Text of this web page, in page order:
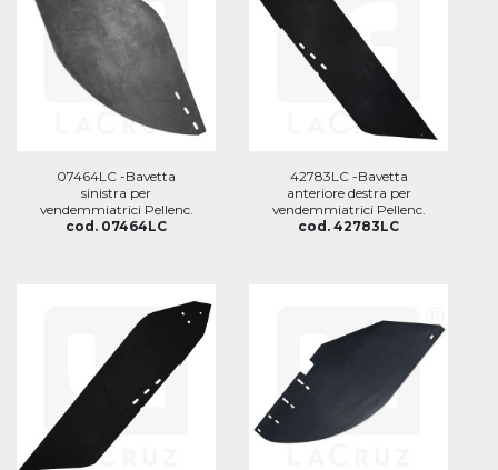
07464LC -Bavetta
sinistra per
vendemmiatrici Pellenc.
cod. 07464LC
42783LC -Bavetta
anteriore destra per
vendemmiatrici Pellenc.
cod. 42783LC